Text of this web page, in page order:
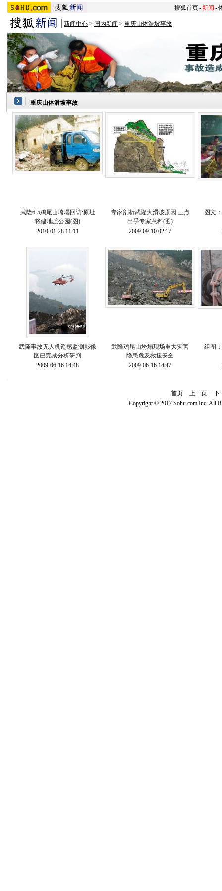
搜狐首页-新闻 -
新闻中心 > 国内新闻 > 重庆山体滑坡事故
重庆山体滑坡事故
武隆6-5鸡尾山垮塌回访:原址
将建地质公园(图)
2010-01-28 11:11
专家剖析武隆大滑坡原因 三点
出乎专家意料(图)
2009-09-10 02:17
图文
武隆事故无人机遥感监测影像
图已完成分析研判
2009-06-16 14:48
武隆鸡尾山垮塌现场重大灾害
隐患危及救援安全
2009-06-16 14:47
组图
首页 上一页
下
Copyright © 2017 Sohu.com Inc. All